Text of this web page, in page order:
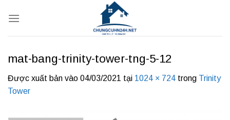
qua
mat-bang-trinity-tower-tng-5-12
Được xuất bản vào 04/03/2021 tại 1024 × 724 trong Trinity
Tower